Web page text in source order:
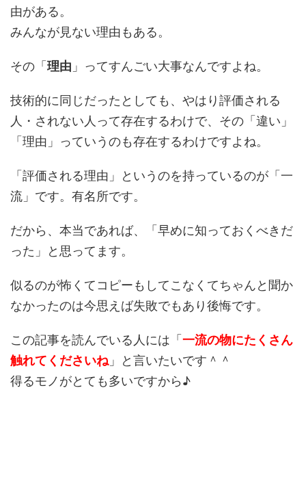
由がある。
みんなが見ない理由もある。
その「理由 」ってすんごい大事なんですよね。
技術的に同じだったとしても、やはり評価される
人・されない人って存在するわけで、その「違い」
「理由」っていうのも存在するわけですよね。
「評価される理由」というのを持っているのが「一
流」です。有名所です。
だから、本当であれば、「早めに知っておくべきだ
った」と思ってます。
似るのが怖くてコピーもしてこなくてちゃんと聞か
なかったのは今思えば失敗でもあり後悔です。
この記事を読んでいる人には「一流の物にたくさん
触れてくださいね 」と言いたいです＾＾
得るモノがとても多いですから♪